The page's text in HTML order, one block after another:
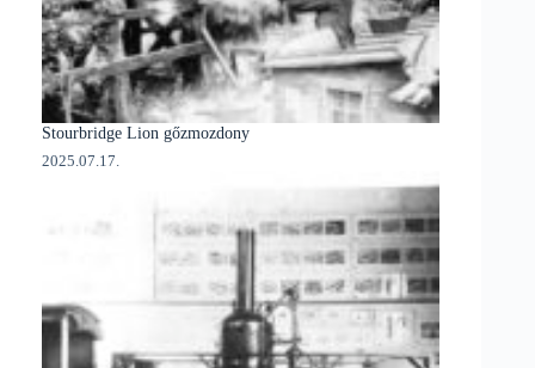
Stourbridge Lion gőzmozdony
2025.07.17.